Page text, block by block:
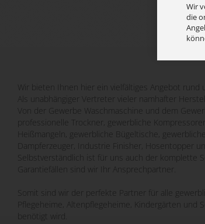
Wir
die
Wir bieten Ihnen hier ein vielfältiges Angebot rund
Als unabhängiger Vertreter vieler namhafter
Von der Gewerbe Waschmaschine und dem
professionelle Trockner, gewerbliche
Heißmangeln, gewerbliche Bügeltische,
Dampferzeuger, Industrie Finisher, Hosentopper
Selbstverständlich ist für uns auch der komplette
Garantiefällen sind wir Ihr Ansprechpartner.
Somit sind wir der perfekte Partner für alle
Pflegeheime, Altenpflegeheime, Kindergärten
benötigt wird.